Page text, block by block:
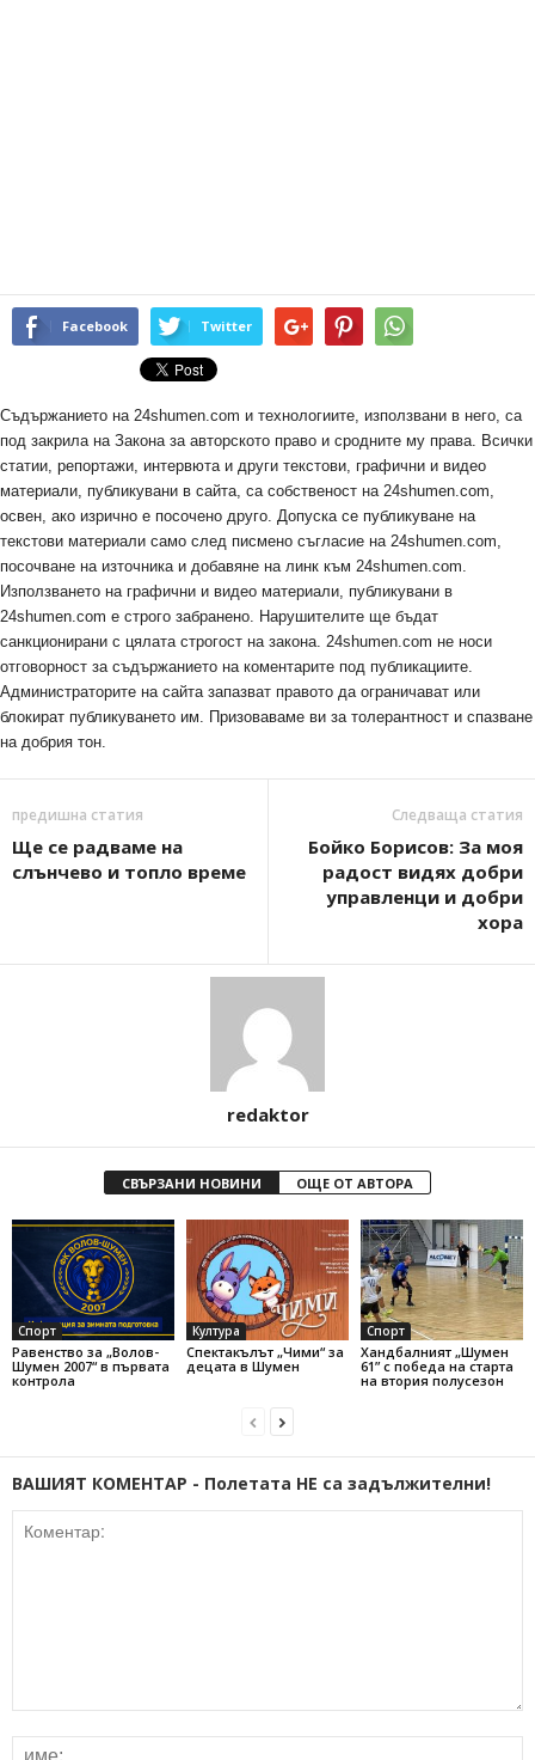
Facebook Twitter
Съдържанието на 24shumen.com и технологиите, използвани в него, са
под закрила на Закона за авторското право и сродните му права. Всички
статии, репортажи, интервюта и други текстови, графични и видео
материали, публикувани в сайта, са собственост на 24shumen.com,
освен, ако изрично е посочено друго. Допуска се публикуване на
текстови материали само след писмено съгласие на 24shumen.com,
посочване на източника и добавяне на линк към 24shumen.com.
Използването на графични и видео материали, публикувани в
24shumen.com е строго забранено. Нарушителите ще бъдат
санкционирани с цялата строгост на закона. 24shumen.com не носи
отговорност за съдържанието на коментарите под публикациите.
Администраторите на сайта запазват правото да ограничават или
блокират публикуването им. Призоваваме ви за толерантност и спазване
на добрия тон.
предишна статия
Ще се радваме на
слънчево и топло време
Следваща статия
Бойко Борисов: За моя
радост видях добри
управленци и добри
хора
redaktor
СВЪРЗАНИ НОВИНИ ОЩЕ ОТ АВТОРА
Спорт
Равенство за „Волов-
Шумен 2007“ в първата
контрола
Култура
Спектакълът „Чими“ за
децата в Шумен
Спорт
Хандбалният „Шумен
61” с победа на старта
на втория полусезон
ВАШИЯТ КОМЕНТАР - Полетата НЕ са задължителни!